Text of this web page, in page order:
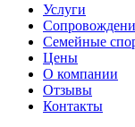
Услуги
Семейные
Цены
О компании
Отзывы
Контакты